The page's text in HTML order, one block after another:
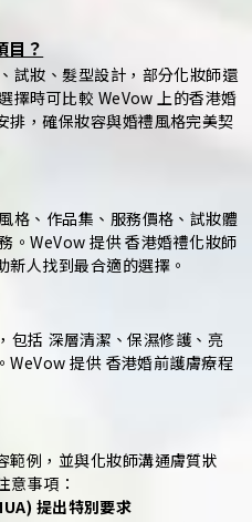
目？
試妝、髮型設計，部分化妝師還
擇時可比較 WeVow 上的香港婚
排，確保妝容與婚禮風格完美契
格、作品集、服務價格、試妝體
。WeVow 提供 香港婚禮化妝師
人找到最合適的選擇。
包括 深層清潔、保濕修護、亮
WeVow 提供 香港婚前護膚療程
範例，並與化妝師溝通膚質狀
意事項：
提出特別要求